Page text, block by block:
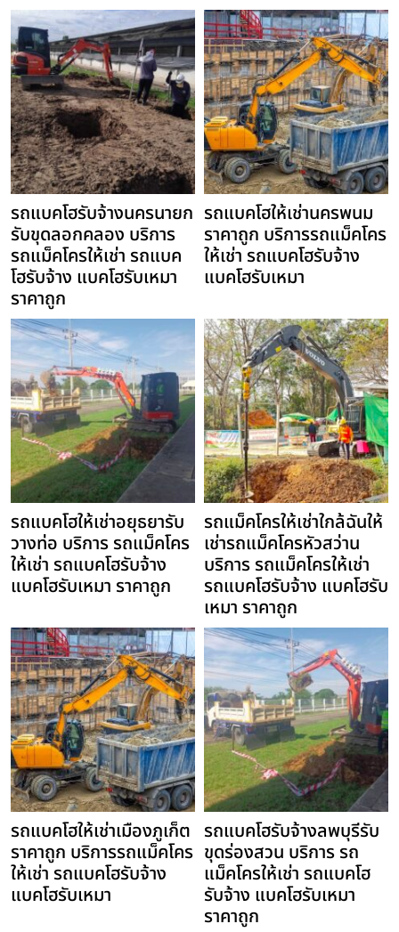
รถแบคโฮรับจ้างนครนายก
รับขุดลอกคลอง บริการ
รถแม็คโครให้เช่า รถแบค
โฮรับจ้าง แบคโฮรับเหมา
ราคาถูก
รถแบคโฮให้เช่านครพนม
ราคาถูก บริการรถแม็คโคร
ให้เช่า รถแบคโฮรับจ้าง
แบคโฮรับเหมา
รถแบคโฮให้เช่าอยุธยารับ
วางท่อ บริการ รถแม็คโคร
ให้เช่า รถแบคโฮรับจ้าง
แบคโฮรับเหมา ราคาถูก
รถแม็คโครให้เช่าใกล้ฉันให้
เช่ารถแม็คโครหัวสว่าน
บริการ รถแม็คโครให้เช่า
รถแบคโฮรับจ้าง แบคโฮรับ
เหมา ราคาถูก
รถแบคโฮให้เช่าเมืองภูเก็ต
ราคาถูก บริการรถแม็คโคร
ให้เช่า รถแบคโฮรับจ้าง
แบคโฮรับเหมา
รถแบคโฮรับจ้างลพบุรีรับ
ขุดร่องสวน บริการ รถ
แม็คโครให้เช่า รถแบคโฮ
รับจ้าง แบคโฮรับเหมา
ราคาถูก